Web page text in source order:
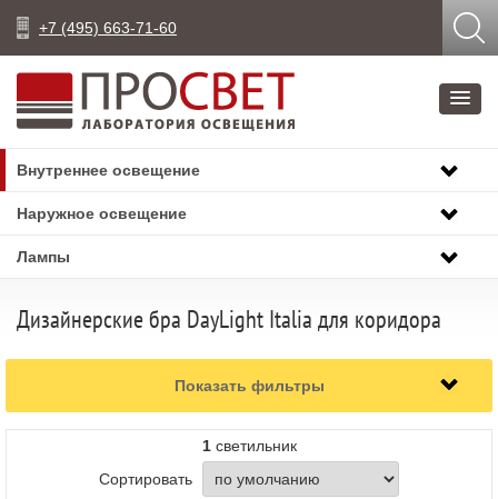
+7 (495) 663-71-60
Внутреннее освещение
Наружное освещение
Лампы
Дизайнерские бра DayLight Italia для коридора
Показать фильтры
1светильник
Сортировать